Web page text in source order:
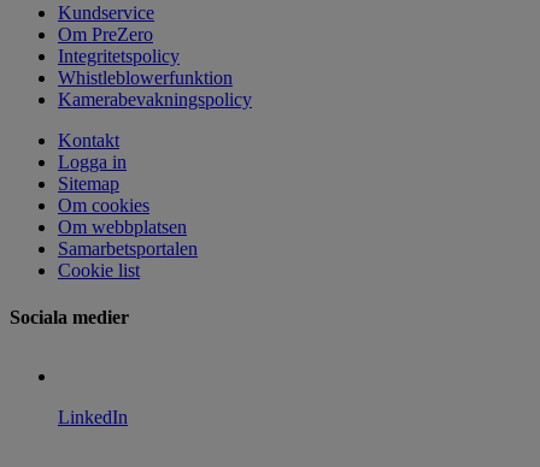
Kundservice
Om PreZero
Integritetspolicy
Whistleblowerfunktion
Kamerabevakningspolicy
Kontakt
Logga in
Sitemap
Om cookies
Om webbplatsen
Samarbetsportalen
Cookie list
Sociala medier
LinkedIn